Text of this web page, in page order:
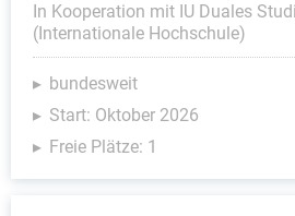
In Kooperation mit IU Duales
(Internationale Hochschule)
bundesweit
Start: Oktober 2026
Freie Plätze: 1